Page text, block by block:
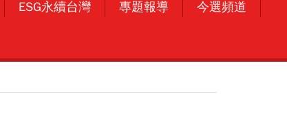
ESG永續台灣 專題報導 今選頻道